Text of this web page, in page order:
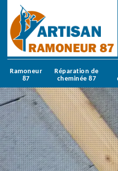
Ramoneur
87
Réparation de
cheminée 87